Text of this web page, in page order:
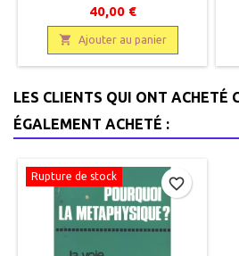
Lallot.► Aristote En grec et en
français, Collection Poétique,
Editions du Seuil, 1980, 14 x 20,5,
465 pages, broché, occasion.
Couverture défraîchie, bords
ainsi que les tranches, marques
de plis aux coins bas recto et
verso. Bon état intérieur.
40,00 €
 Ajouter au panier
LES CLIENTS QUI ONT ACHETÉ
ÉGALEMENT ACHETÉ :
Rupture de stock favorite_border